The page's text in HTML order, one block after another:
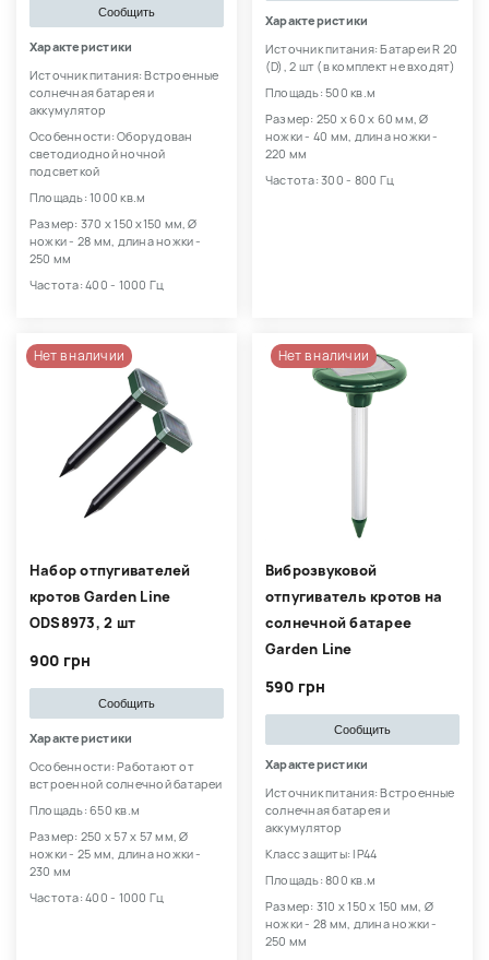
Сообщить
Характеристики
Источник питания: Встроенные
солнечная батарея и
аккумулятор
Особенности: Оборудован
светодиодной ночной
подсветкой
Площадь: 1000 кв.м
Размер: 370 х 150 х150 мм, Ø
ножки - 28 мм, длина ножки -
250 мм
Частота: 400 - 1000 Гц
Характеристики
Источник питания: Батареи R 20
(D), 2 шт (в комплект не входят)
Площадь: 500 кв.м
Размер: 250 х 60 х 60 мм, Ø
ножки - 40 мм, длина ножки -
220 мм
Частота: 300 - 800 Гц
Нет в наличии
Набор отпугивателей
кротов Garden Line
ODS8973, 2 шт
900 грн
Сообщить
Характеристики
Особенности: Работают от
встроенной солнечной батареи
Площадь: 650 кв.м
Размер: 250 х 57 х 57 мм, Ø
ножки - 25 мм, длина ножки -
230 мм
Частота: 400 - 1000 Гц
Нет в наличии
Виброзвуковой
отпугиватель кротов на
солнечной батарее
Garden Line
590 грн
Сообщить
Характеристики
Источник питания: Встроенные
солнечная батарея и
аккумулятор
Класс защиты: IP44
Площадь: 800 кв.м
Размер: 310 х 150 х 150 мм, Ø
ножки - 28 мм, длина ножки -
250 мм